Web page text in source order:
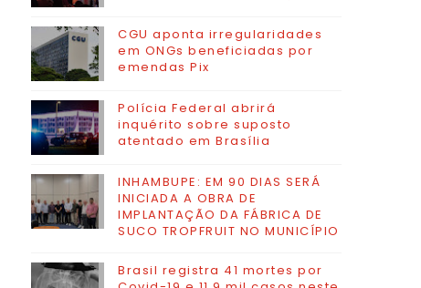
CGU aponta irregularidades
em ONGs beneficiadas por
emendas Pix
Polícia Federal abrirá
inquérito sobre suposto
atentado em Brasília
INHAMBUPE: EM 90 DIAS SERÁ
INICIADA A OBRA DE
IMPLANTAÇÃO DA FÁBRICA DE
SUCO TROPFRUIT NO MUNICÍPIO
Brasil registra 41 mortes por